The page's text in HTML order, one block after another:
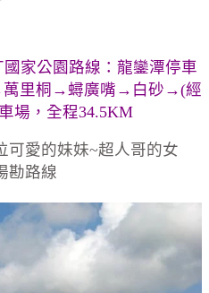
家公園路線：龍鑾潭停車
里桐→蟳廣嘴→白砂→(經
場，全程34.5KM
可愛的妹妹~超人哥的女
勘路線